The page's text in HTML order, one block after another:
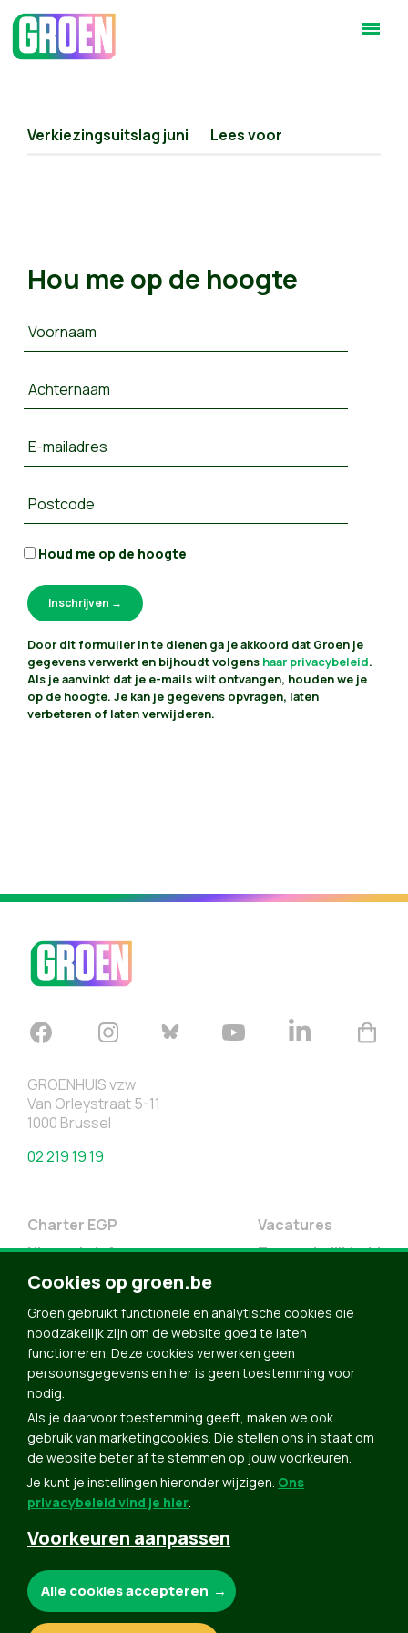
Verkiezingsuitslag juni Lees voor
Hou me op de hoogte
Voornaam
Achternaam
E-mailadres
Postcode
Houd me op de hoogte
Door dit formulier in te dienen ga je akkoord dat Groen je
gegevens verwerkt en bijhoudt volgens haar privacybeleid.
Als je aanvinkt dat je e-mails wilt ontvangen, houden we je
op de hoogte. Je kan je gegevens opvragen, laten
verbeteren of laten verwijderen.
GROENHUIS vzw
Van Orleystraat 5-11
1000 Brussel
02 219 19 19
Charter EGP
Nieuwsbrief
Doe Mee
Contact
Groen in je buurt
Meldpunt
Vacatures
Toegankelijkheid
Word lid
Agenda
Bekijk kalender
Verleng je lidmaatschap
Programma oktober 2024
Programma juni 2024
Downloads
Webshop
Cookies op groen.be
Groen gebruikt functionele en analytische cookies die
noodzakelijk zijn om de website goed te laten
functioneren. Deze cookies verwerken geen
persoonsgegevens en hier is geen toestemming voor
nodig.
Als je daarvoor toestemming geeft, maken we ook
gebruik van marketingcookies. Die stellen ons in staat om
de website beter af te stemmen op jouw voorkeuren.
Je kunt je instellingen hieronder wijzigen. Ons
privacybeleid vind je hier.
Voorkeuren aanpassen
Alle cookies accepteren